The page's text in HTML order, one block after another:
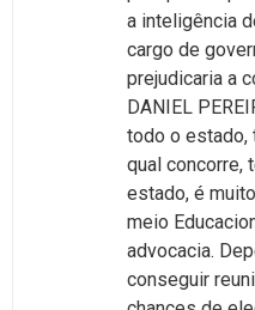
a inteligência
cargo de
prejudicaria a
DANIEL
todo o estado,
qual concorre,
estado, é
meio
advocacia.
conseguir